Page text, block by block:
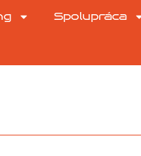
Spolupráca